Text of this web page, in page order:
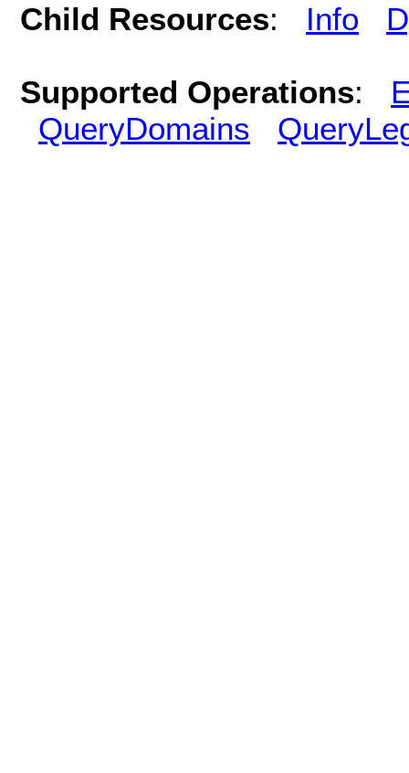
Child Resources: Info
Supported Operations:
QueryDomains